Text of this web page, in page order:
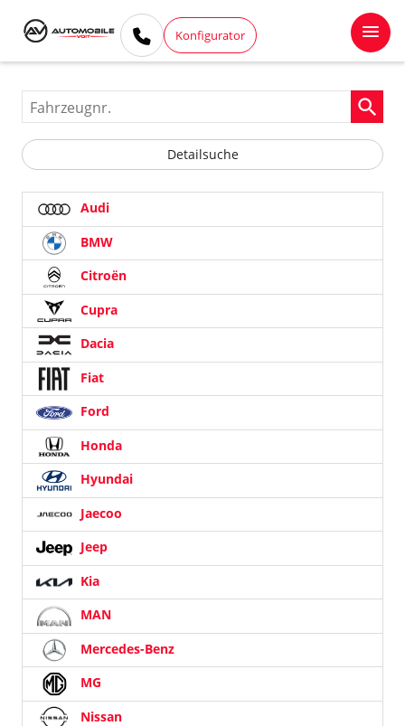
Konfigurator
Fahrzeugnr.
Detailsuche
Audi
BMW
Citroën
Cupra
Dacia
Fiat
Ford
Honda
Hyundai
Jaecoo
Jeep
Kia
MAN
Mercedes-Benz
MG
Nissan